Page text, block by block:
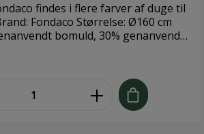
findes i flere farver af duge til